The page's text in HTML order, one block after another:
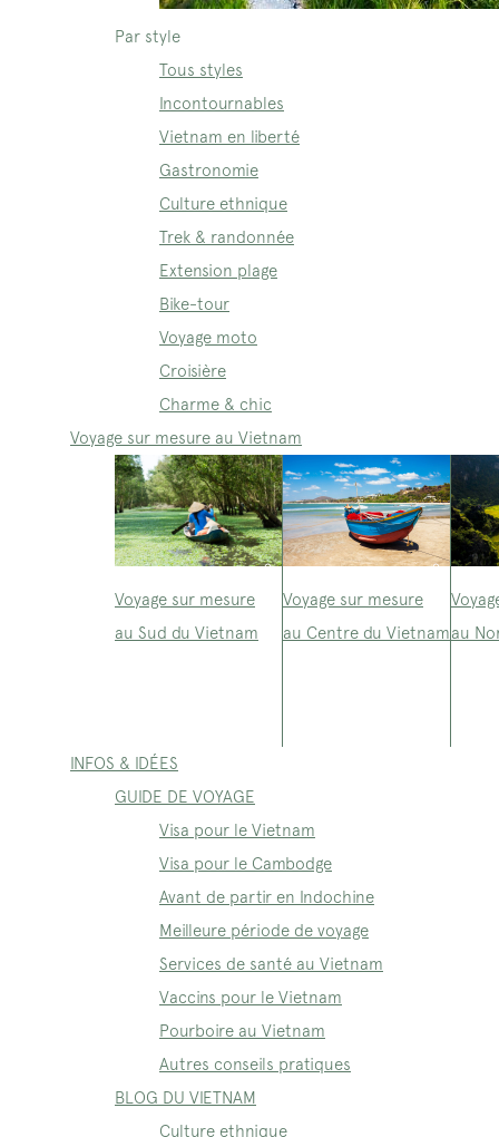
Par style
Tous styles
Incontournables
Vietnam en liberté
Gastronomie
Culture ethnique
Trek & randonnée
Extension plage
Bike-tour
Voyage moto
Croisière
Charme & chic
Voyage sur mesure au Vietnam
Voyage sur mesure
au Sud du Vietnam
Voyage sur mesure
au Centre du Vietnamau
INFOS & IDÉES
GUIDE DE VOYAGE
Visa pour le Vietnam
Visa pour le Cambodge
Avant de partir en Indochine
Meilleure période de voyage
Services de santé au Vietnam
Vaccins pour le Vietnam
Pourboire au Vietnam
Autres conseils pratiques
BLOG DU VIETNAM
Culture ethnique